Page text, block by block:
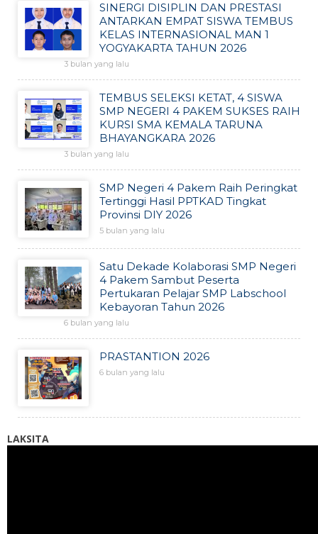
SINERGI DISIPLIN DAN PRESTASI
ANTARKAN EMPAT SISWA TEMBUS
KELAS INTERNASIONAL MAN 1
YOGYAKARTA TAHUN 2026
3 bulan yang lalu
TEMBUS SELEKSI KETAT, 4 SISWA
SMP NEGERI 4 PAKEM SUKSES RAIH
KURSI SMA KEMALA TARUNA
BHAYANGKARA 2026
3 bulan yang lalu
SMP Negeri 4 Pakem Raih Peringkat
Tertinggi Hasil PPTKAD Tingkat
Provinsi DIY 2026
5 bulan yang lalu
Satu Dekade Kolaborasi SMP Negeri
4 Pakem Sambut Peserta
Pertukaran Pelajar SMP Labschool
Kebayoran Tahun 2026
6 bulan yang lalu
PRASTANTION 2026
6 bulan yang lalu
LAKSITA